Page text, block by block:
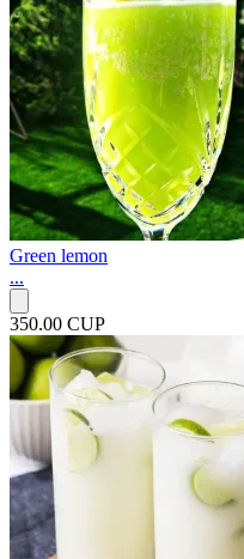
Green lemon
...
350.00 CUP